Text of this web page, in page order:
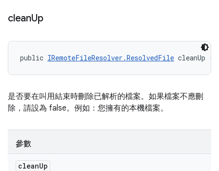
cleanUp
public IRemoteFileResolver.ResolvedFile cleanUp
是否要在叫用結束時刪除已解析的檔案。如果檔案不應刪
除，請設為 false。例如：您擁有的本機檔案。
參數
cleanUp